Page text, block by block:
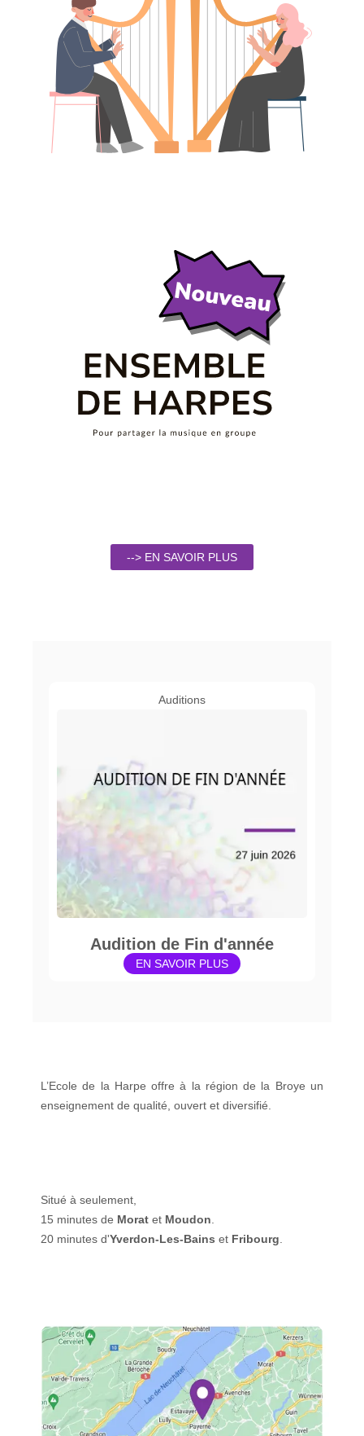
--> EN SAVOIR PLUS
Auditions
Audition de Fin d'année
EN SAVOIR PLUS
L’Ecole de la Harpe offre à la région de la Broye un
enseignement de qualité, ouvert et diversifié.
Situé à seulement,
15 minutes de Morat et Moudon
20 minutes d'Yverdon-Les-Bains et Fribourg